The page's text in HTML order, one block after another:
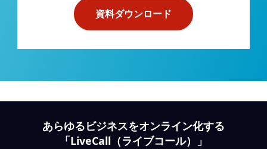
資料ダウンロード
あらゆるビジネスをオンライン化する
「LiveCall（ライブコール）」